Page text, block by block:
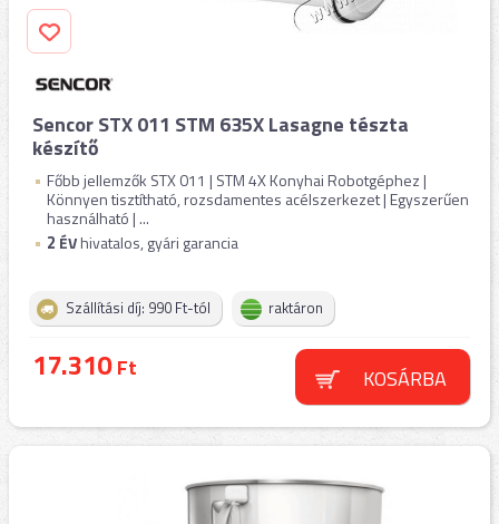
Sencor STX 011 STM 635X Lasagne tészta
készítő
Főbb jellemzők STX 011 | STM 4X Konyhai Robotgéphez |
Könnyen tisztítható, rozsdamentes acélszerkezet | Egyszerűen
használható | ...
2 ÉVhivatalos, gyári garancia
Szállítási díj: 990 Ft-tól raktáron
17.310Ft KOSÁRBA